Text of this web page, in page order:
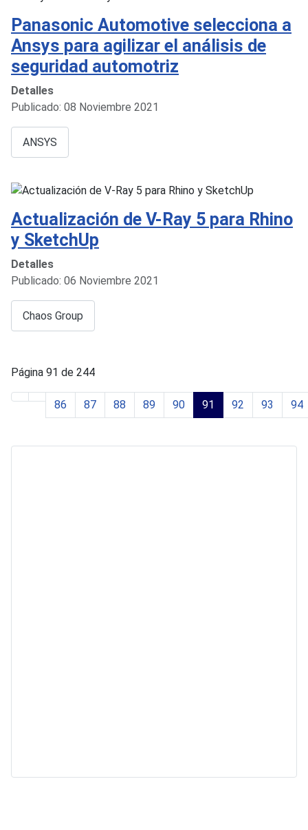
Panasonic Automotive selecciona a
Ansys para agilizar el análisis de
seguridad automotriz
Detalles
Publicado: 08 Noviembre 2021
ANSYS
Actualización de V-Ray 5 para Rhino
y SketchUp
Detalles
Publicado: 06 Noviembre 2021
Chaos Group
Página 91 de 244
86 87 88 89 90 91 92 93 94